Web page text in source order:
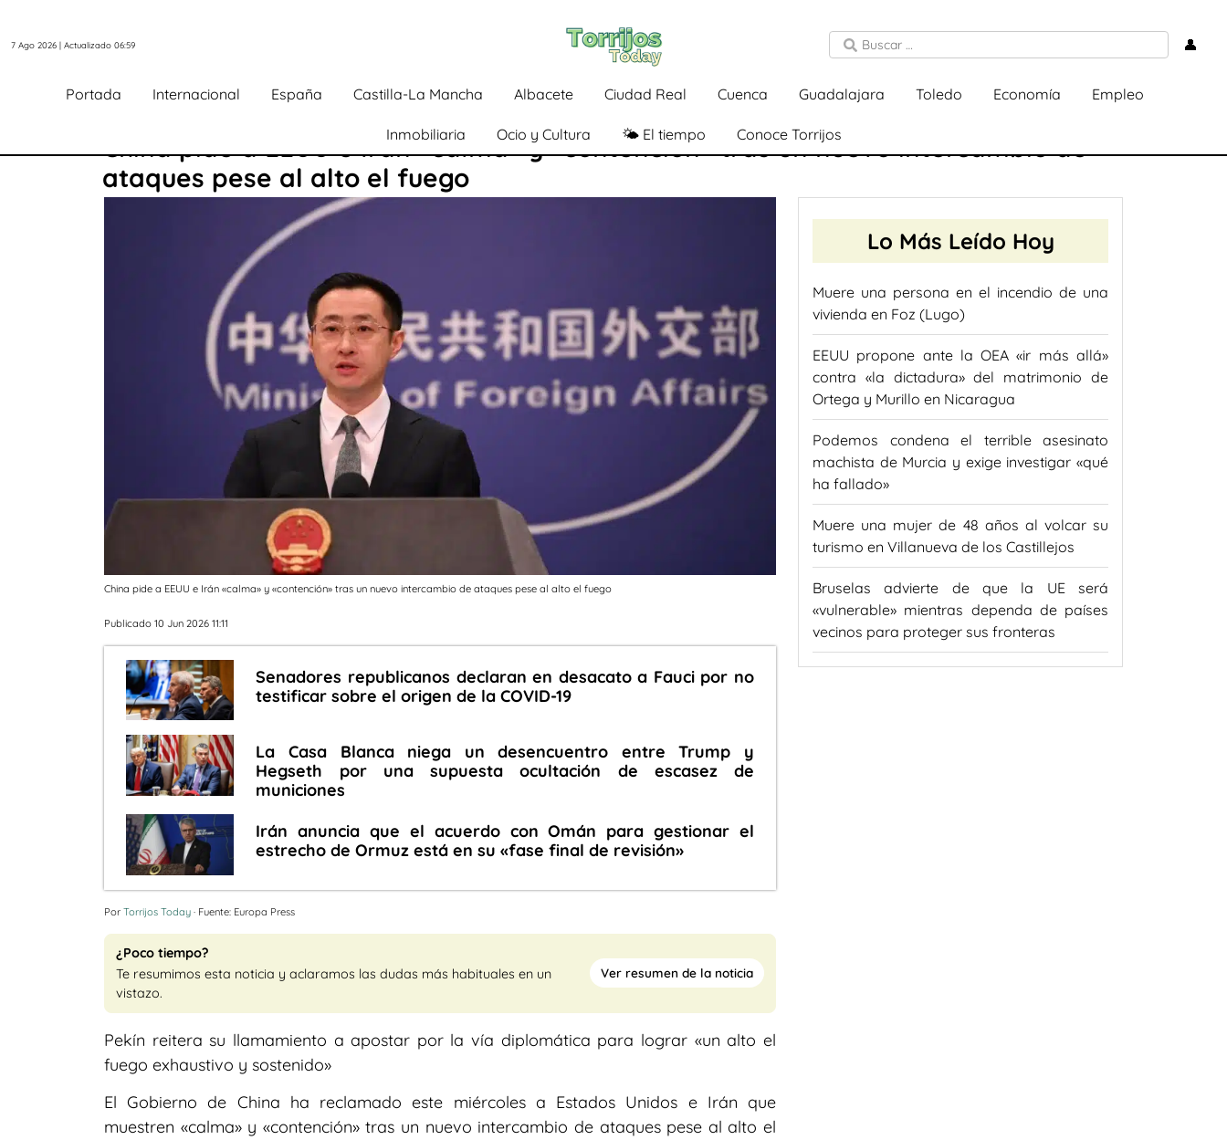
7 Ago 2026 | Actualizado 06:59 👤
Portada Internacional España Castilla-La Mancha Albacete Ciudad Real Cuenca Guadalajara Toledo Economía Empleo
Inmobiliaria Ocio y Cultura 🌤️ El tiempo Conoce Torrijos
China pide a EEUU e Irán «calma» y «contención» tras un nuevo intercambio de
ataques pese al alto el fuego
China pide a EEUU e Irán «calma» y «contención» tras un nuevo intercambio de ataques pese al alto el fuego
Publicado 10 Jun 2026 11:11
Senadores republicanos declaran en desacato a Fauci por no
testificar sobre el origen de la COVID-19
La Casa Blanca niega un desencuentro entre Trump y
Hegseth por una supuesta ocultación de escasez de
municiones
Irán anuncia que el acuerdo con Omán para gestionar el
estrecho de Ormuz está en su «fase final de revisión»
Por Torrijos Today · Fuente: Europa Press
¿Poco tiempo?
Te resumimos esta noticia y aclaramos las dudas más habituales en un
vistazo.
Ver resumen de la noticia
Pekín reitera su llamamiento a apostar por la vía diplomática para lograr «un alto el
fuego exhaustivo y sostenido»
El Gobierno de China ha reclamado este miércoles a Estados Unidos e Irán que
muestren «calma» y «contención» tras un nuevo intercambio de ataques pese al alto el
Lo Más Leído Hoy
Muere una persona en el incendio de una
vivienda en Foz (Lugo)
EEUU propone ante la OEA «ir más allá»
contra «la dictadura» del matrimonio de
Ortega y Murillo en Nicaragua
Podemos condena el terrible asesinato
machista de Murcia y exige investigar «qué
ha fallado»
Muere una mujer de 48 años al volcar su
turismo en Villanueva de los Castillejos
Bruselas advierte de que la UE será
«vulnerable» mientras dependa de países
vecinos para proteger sus fronteras